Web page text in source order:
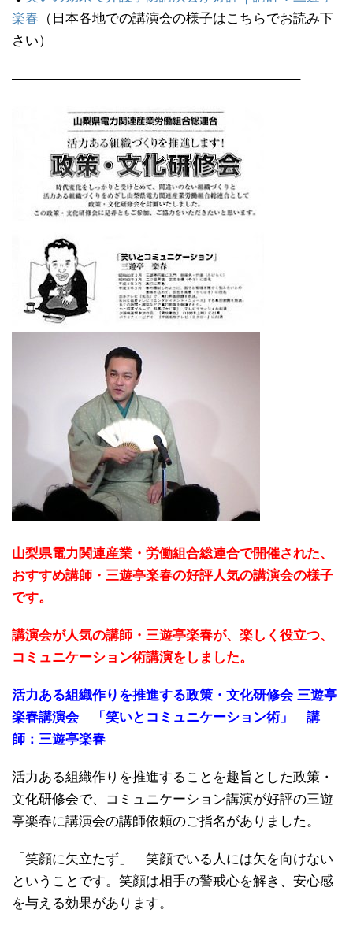
楽春 （日本各地での講演会の様子はこちらでお読み下
さい）
—————————————————————–
山梨県電力関連産業・労働組合総連合で開催された、
おすすめ講師・三遊亭楽春の好評人気の講演会の様子
です。
講演会が人気の講師・三遊亭楽春が、楽しく役立つ、
コミュニケーション術講演をしました。
活力ある組織作りを推進する政策・文化研修会 三遊亭
楽春講演会 「笑いとコミュニケーション術」 講
師：三遊亭楽春
活力ある組織作りを推進することを趣旨とした政策・
文化研修会で、コミュニケーション講演が好評の三遊
亭楽春に講演会の講師依頼のご指名がありました。
「笑顔に矢立たず」 笑顔でいる人には矢を向けない
ということです。笑顔は相手の警戒心を解き、安心感
を与える効果があります。